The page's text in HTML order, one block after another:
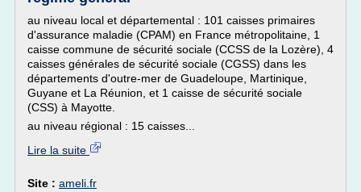
au niveau local et départemental : 101 caisses primaires
d'assurance maladie (CPAM) en France métropolitaine, 1
caisse commune de sécurité sociale (CCSS de la Lozère), 4
caisses générales de sécurité sociale (CGSS) dans les
départements d'outre-mer de Guadeloupe, Martinique,
Guyane et La Réunion, et 1 caisse de sécurité sociale
(CSS) à Mayotte.
au niveau régional : 15 caisses...
Lire la suite
Site : ameli.fr